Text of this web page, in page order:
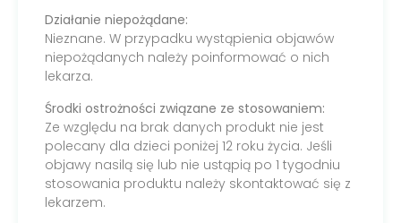
Działanie niepożądane:
Nieznane. W przypadku wystąpienia objawów
niepożądanych należy poinformować o nich
lekarza.
Środki ostrożności związane ze stosowaniem:
Ze względu na brak danych produkt nie jest
polecany dla dzieci poniżej 12 roku życia. Jeśli
objawy nasilą się lub nie ustąpią po 1 tygodniu
stosowania produktu należy skontaktować się z
lekarzem.